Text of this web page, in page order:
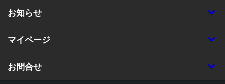
お知らせ
マイページ
お問合せ